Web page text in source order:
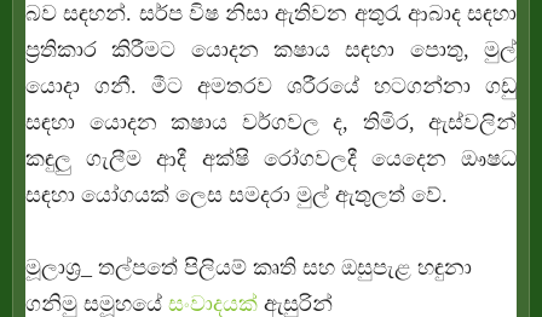
බව සඳහන්. සර්ප විෂ නිසා ඇතිවන අතුරැ ආබාද සඳහා
ප්‍ර‍තිකාර කිරීමට යොදන කෂාය සඳහා පොතු, මුල්
යොදා ගනී. මීට අමතරව ශරීරයේ හටගන්නා ගඩු
සඳහා යොදන කෂාය වර්ගවල ද, තිමිර, ඇස්වලින්
කඳුලු ගැලීම ආදී අක්ෂි රෝගවලදී යෙදෙන ඖෂධ
සඳහා යෝගයක් ලෙස සමදරා මුල් ඇතුලත් වේ.
මූලාශ්‍ර‍_ තල්පතේ පිලියම් කෘති සහ ඔසුපැළ හඳුනා
ගනිමු සමූහයේ සංවාදයක් ඇසුරින්